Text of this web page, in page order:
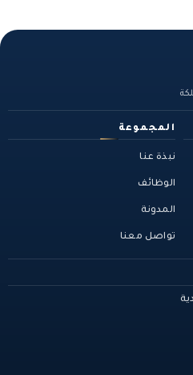
المجموعة
نبذة عنا
الوظائف
المدونة
تواصل معنا